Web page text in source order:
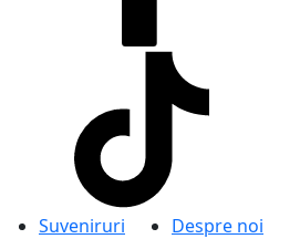
Suveniruri
Despre noi